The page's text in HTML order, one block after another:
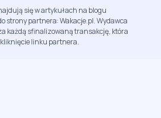
się w artykułach na blogu
strony partnera: Wakacje.pl. Wydawca
każdą sfinalizowaną transakcję, która
linku partnera.